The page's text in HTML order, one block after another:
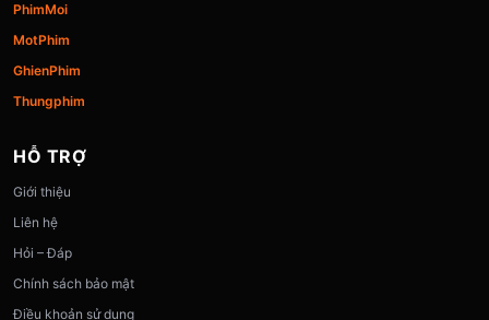
PhimMoi
MotPhim
GhienPhim
Thungphim
HỖ TRỢ
Giới thiệu
Liên hệ
Hỏi – Đáp
Chính sách bảo mật
Điều khoản sử dụng